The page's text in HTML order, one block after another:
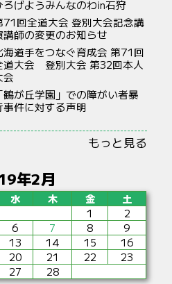
ろげようみんなのわin石狩
71回全道大会 登別大会記念講
講師の変更のお知らせ
海道手をつなぐ育成会 第71回
道大会 登別大会 第32回本人
会
鶴が丘学園」での障がい者暴
事件に対する声明
もっと見る
年2月
水 木 金
土
1
2
6 7 8
9
13 14 15
16
20 21 22
23
27 28